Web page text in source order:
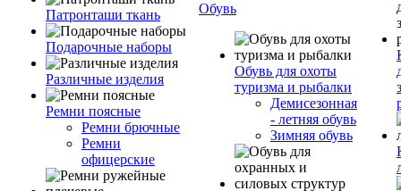
Патронташи ткань
Подарочные наборы
Различные изделия
Ремни поясные
Ремни брючные
Ремни
офицерские
Обувь
Обувь для охоты
туризма и рыбалки
Демисезонная
- летняя обувь
Зимняя обувь